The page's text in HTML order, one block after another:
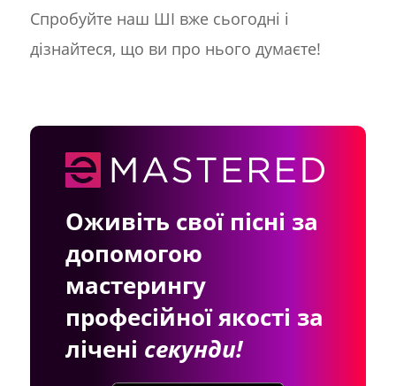
Спробуйте наш ШІ вже сьогодні і
дізнайтеся, що ви про нього думаєте!
Оживіть свої пісні за
допомогою
мастерингу
професійної якості за
лічені секунди!